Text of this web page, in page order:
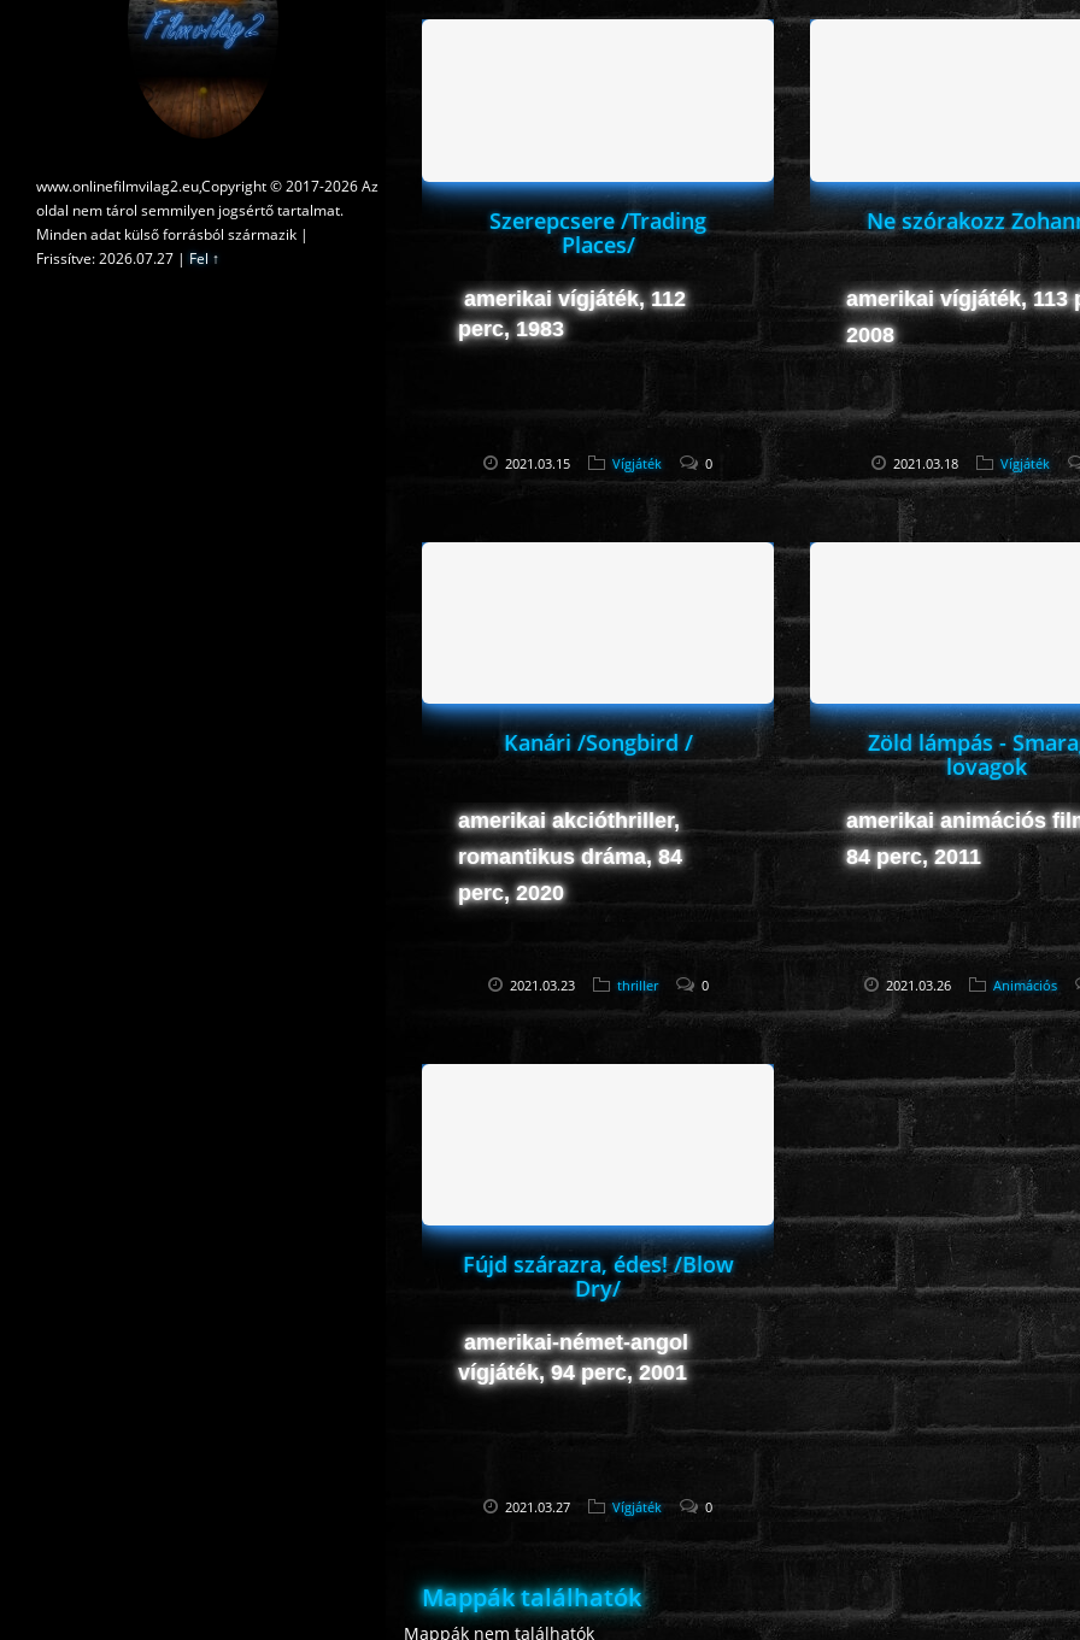
www.onlinefilmvilag2.eu,Copyright © 2017-2026 Az
oldal nem tárol semmilyen jogsértő tartalmat.
Minden adat külső forrásból származik |
Frissítve: 2026.07.27 | Fel ↑
Szerepcsere /Trading
Places/
amerikai vígjáték, 112
perc, 1983
2021.03.15 Vígjáték 0
Ne szórakozz
amerikai vígjáték, 113
2008
2021.03.18 Vígjáték
Kanári /Songbird /
amerikai akcióthriller,
romantikus dráma, 84
perc, 2020
2021.03.23 thriller 0
Zöld lámpás -
lovagok
amerikai animációs
84 perc, 2011
2021.03.26 Animációs
Fújd szárazra, édes! /Blow
Dry/
amerikai-német-angol
vígjáték, 94 perc, 2001
2021.03.27 Vígjáték 0
Mappák találhatók
Mappák nem találhatók